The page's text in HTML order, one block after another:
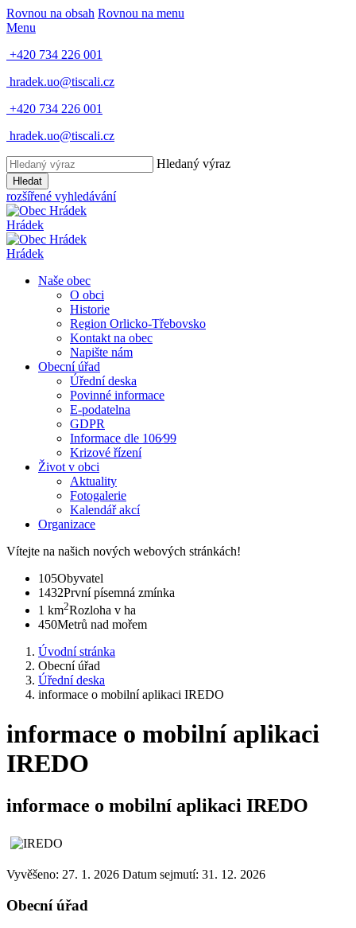
Rovnou na obsah Rovnou na menu
Menu
+420 734 226 001
hradek.uo@tiscali.cz
+420 734 226 001
hradek.uo@tiscali.cz
Hledaný výraz
Hledat
rozšířené vyhledávání
Hrádek
Hrádek
Naše obec
O obci
Historie
Region Orlicko-Třebovsko
Kontakt na obec
Napište nám
Obecní úřad
Úřední deska
Povinné informace
E-podatelna
GDPR
Informace dle 106⁄99
Krizové řízení
Život v obci
Aktuality
Fotogalerie
Kalendář akcí
Organizace
Vítejte na našich nových webových stránkách!
105Obyvatel
1432První písemná zmínka
1 km2Rozloha v ha
450Metrů nad mořem
Úvodní stránka
Obecní úřad
Úřední deska
informace o mobilní aplikaci IREDO
informace o mobilní aplikaci
IREDO
informace o mobilní aplikaci IREDO
Vyvěšeno: 27. 1. 2026 Datum sejmutí: 31. 12. 2026
Obecní úřad